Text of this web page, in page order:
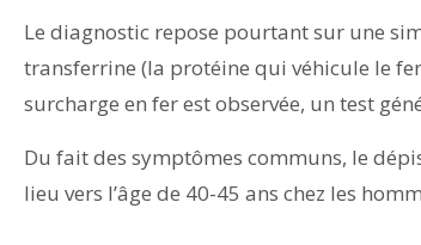
Le diagnostic repose pourtant sur une
transferrine (la protéine qui véhicule le
surcharge en fer est observée, un test
Du fait des symptômes communs, le
lieu vers l’âge de 40-45 ans chez les